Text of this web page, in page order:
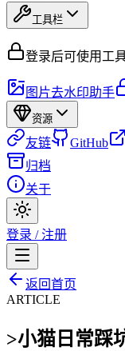
工具栏
登录后可使用工
图片去水印助手
资源
友链
GitHub
归档
关于
登录 / 注册
返回首页
ARTICLE
>小猫日常踩